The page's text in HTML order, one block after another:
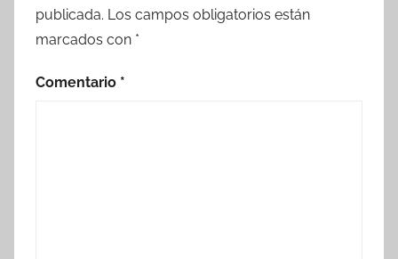
publicada. Los campos obligatorios están
marcados con *
Comentario *